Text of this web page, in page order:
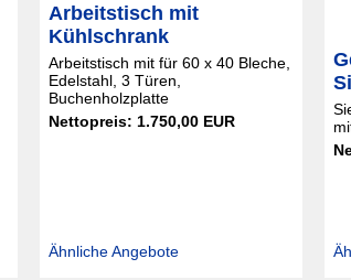
Arbeitstisch mit
Kühlschrank
Arbeitstisch mit für 60 x 40 Bleche,
Edelstahl, 3 Türen,
Buchenholzplatte
Nettopreis: 1.750,00 EUR
Ähnliche Angebote